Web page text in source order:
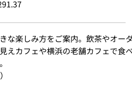
な楽しみ方をご案内。飲茶やオー
えカフェや横浜の老舗カフェで食